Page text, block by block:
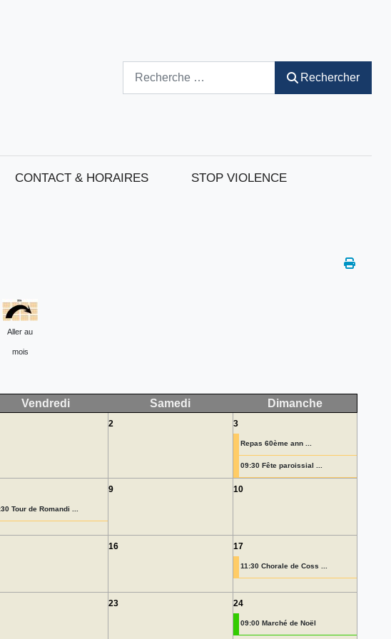
Rechercher
CONTACT & HORAIRES STOP VIOLENCE
Aller au
mois
Vendredi Samedi Dimanche
2 3
Repas 60ème ann ...
09:30 Fête paroissial ...
Tour de Romandi ...
9 10
16 17
11:30 Chorale de Coss ...
23 24
09:00 Marché de Noël